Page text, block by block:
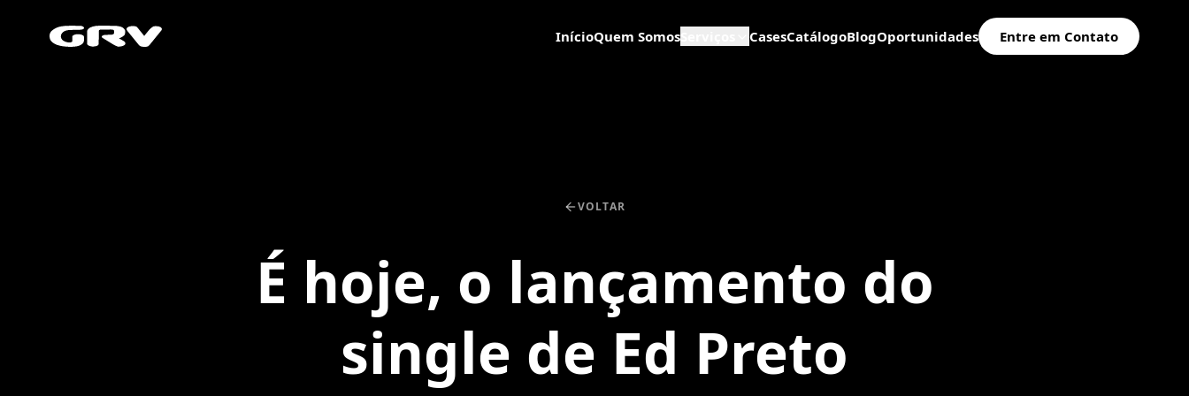
InícioQuem Somos CasesCatálogoBlogOportunidades Entre em Contato
VOLTAR
É hoje, o lançamento do
single de Ed Preto